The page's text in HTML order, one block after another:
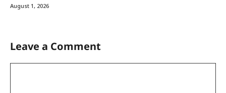
August 1, 2026
Leave a Comment